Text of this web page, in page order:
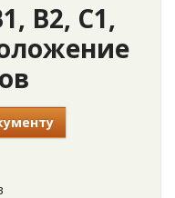
В2, С1,